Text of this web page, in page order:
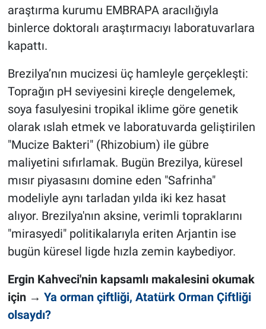
araştırma kurumu EMBRAPA aracılığıyla
binlerce doktoralı araştırmacıyı laboratuvarlara
kapattı.
Brezilya’nın mucizesi üç hamleyle gerçekleşti:
Toprağın pH seviyesini kireçle dengelemek,
soya fasulyesini tropikal iklime göre genetik
olarak ıslah etmek ve laboratuvarda geliştirilen
"Mucize Bakteri" (Rhizobium) ile gübre
maliyetini sıfırlamak. Bugün Brezilya, küresel
mısır piyasasını domine eden "Safrinha"
modeliyle aynı tarladan yılda iki kez hasat
alıyor. Brezilya'nın aksine, verimli topraklarını
"mirasyedi" politikalarıyla eriten Arjantin ise
bugün küresel ligde hızla zemin kaybediyor.
Ergin Kahveci'nin kapsamlı makalesini okumak
için→ Ya orman çiftliği, Atatürk Orman Çiftliği
olsaydı?